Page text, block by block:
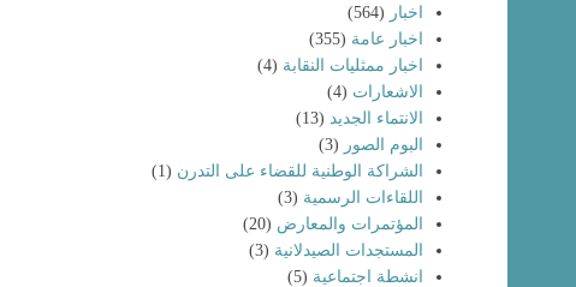
اخبار (564)
اخبار عامة (355)
اخبار ممثليات النقابة (4)
الاشعارات (4)
الانتماء الجديد (13)
البوم الصور (3)
الشراكة الوطنية للقضاء على التدرن (1)
اللقاءات الرسمية (3)
المؤتمرات والمعارض (20)
المستجدات الصيدلانية (3)
انشطة اجتماعية (5)